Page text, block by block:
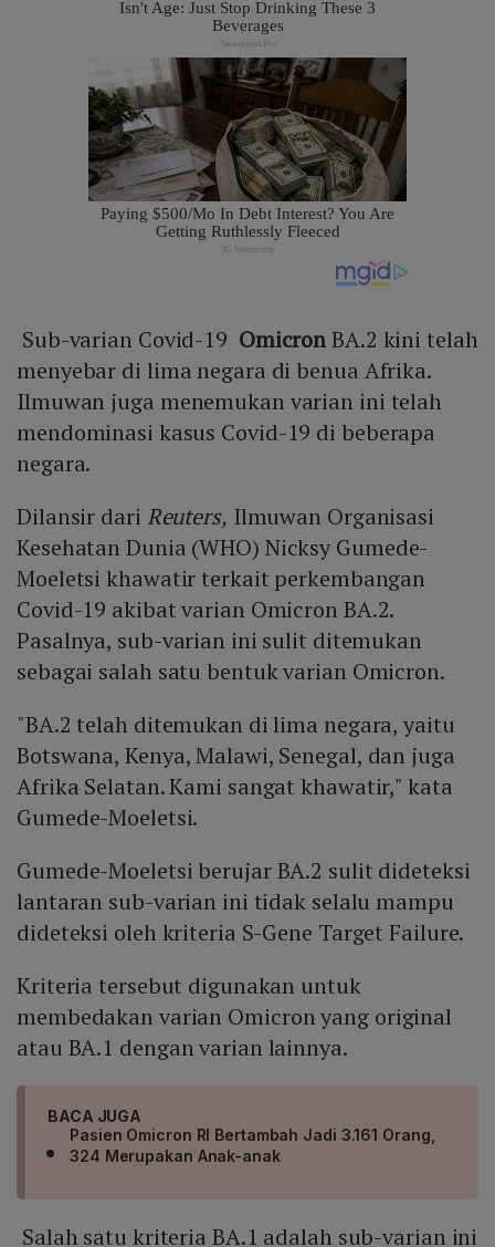
Sub-varian Covid-19 OmicronBA.2 kini telah
menyebar di lima negara di benua Afrika.
Ilmuwan juga menemukan varian ini telah
mendominasi kasus Covid-19 di beberapa
negara.
Dilansir dari Reuters, Ilmuwan Organisasi
Kesehatan Dunia (WHO) Nicksy Gumede-
Moeletsi khawatir terkait perkembangan
Covid-19 akibat varian Omicron BA.2.
Pasalnya, sub-varian ini sulit ditemukan
sebagai salah satu bentuk varian Omicron.
"BA.2 telah ditemukan di lima negara, yaitu
Botswana, Kenya, Malawi, Senegal, dan juga
Afrika Selatan. Kami sangat khawatir," kata
Gumede-Moeletsi.
Gumede-Moeletsi berujar BA.2 sulit dideteksi
lantaran sub-varian ini tidak selalu mampu
dideteksi oleh kriteria S-Gene Target Failure.
Kriteria tersebut digunakan untuk
membedakan varian Omicron yang original
atau BA.1 dengan varian lainnya.
BACA JUGA
Pasien Omicron RI Bertambah Jadi 3.161 Orang,
324 Merupakan Anak-anak
Salah satu kriteria BA.1 adalah sub-varian ini